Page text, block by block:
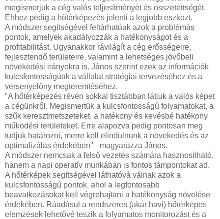
megismerjük a cég valós teljesítményét és összetettségét.
Ehhez pedig a hőtérképezés jelenti a legjobb eszközt.
A módszer segítségével feltárhatóak azok a problémás
pontok, amelyek akadályozzák a hatékonyságot és a
profitabilitást. Ugyanakkor rávilágít a cég erősségeire,
fejlesztendő területeire, valamint a lehetséges jövőbeli
növekedési irányokra is. János szerint ezek az információk
kulcsfontosságúak a vállalat stratégiai tervezéséhez és a
versenyelőny megteremtéséhez.
"A hőtérképezés révén sokkal tisztábban látjuk a valós képet
a cégünkről. Megismertük a kulcsfontosságú folyamatokat, a
szűk keresztmetszeteket, a hatékony és kevésbé hatékony
működési területeket. Erre alapozva pedig pontosan meg
tudjuk határozni, merre kell elindulnunk a növekedés és az
optimalizálás érdekében" - magyarázza János.
A módszer nemcsak a felső vezetés számára hasznosítható,
hanem a napi operatív munkában is fontos támpontokat ad.
A hőtérképek segítségével láthatóvá válnak azok a
kulcsfontosságú pontok, ahol a legfontosabb
beavatkozásokat kell végrehajtani a hatékonyság növelése
érdekében. Ráadásul a rendszeres (akár havi) hőtérképes
elemzések lehetővé teszik a folyamatos monitorozást és a